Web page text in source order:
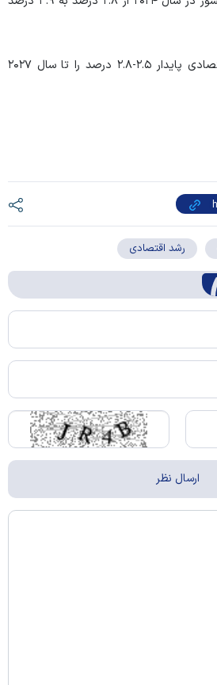
این وزارت همچنین رشد اقتصادی پایدار ۲.۵-۲.۸ درصد را تا سال ۲۰۲۷
رشد اقتصادی